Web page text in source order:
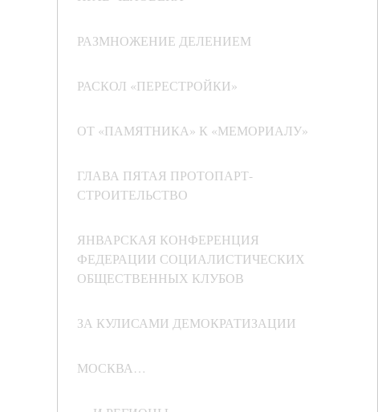
РАЗМНОЖЕНИЕ ДЕЛЕНИЕМ
РАСКОЛ «ПЕРЕСТРОЙКИ»
ОТ «ПАМЯТНИКА» К «МЕМОРИАЛУ»
ГЛАВА ПЯТАЯ ПРОТОПАРТ-
СТРОИТЕЛЬСТВО
ЯНВАРСКАЯ КОНФЕРЕНЦИЯ
ФЕДЕРАЦИИ СОЦИАЛИСТИЧЕСКИХ
ОБЩЕСТВЕННЫХ КЛУБОВ
ЗА КУЛИСАМИ ДЕМОКРАТИЗАЦИИ
МОСКВА…